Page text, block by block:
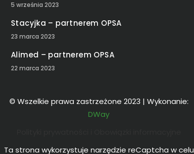
5 września 2023
Stacyjka – partnerem OPSA
23 marca 2023
Alimed – partnerem OPSA
22 marca 2023
© Wszelkie prawa zastrzeżone 2023 | Wykonanie:
DWay
Ta strona wykorzystuje narzędzie reCaptcha w celu